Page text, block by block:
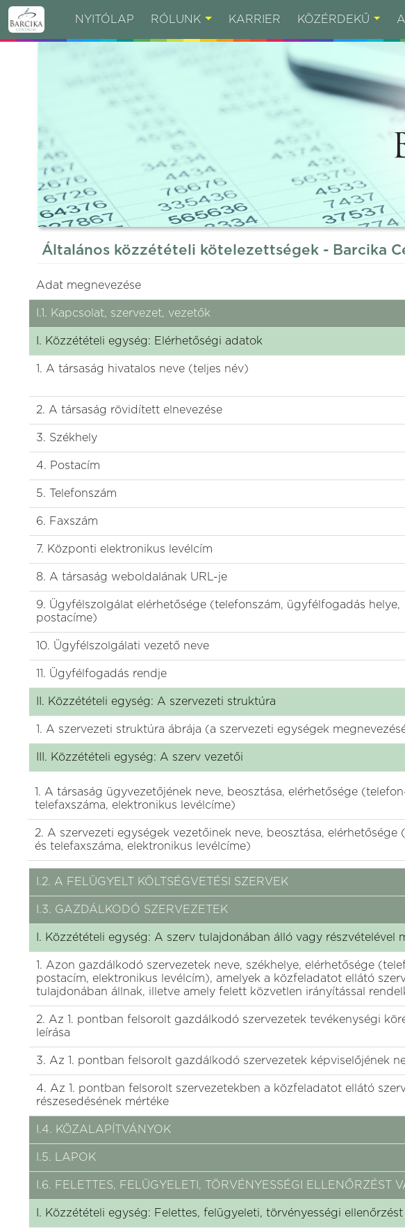
NYITÓLAP RÓLUNK KARRIER KÖZÉRDEKŰ
Általános közzétételi kötelezettségek - Barcika
Adat megnevezése
I.1. Kapcsolat, szervezet, vezetők
I. Közzétételi egység: Elérhetőségi adatok
1. A társaság hivatalos neve (teljes név)
2. A társaság rövidített elnevezése
3. Székhely
4. Postacím
5. Telefonszám
6. Faxszám
7. Központi elektronikus levélcím
8. A társaság weboldalának URL-je
9. Ügyfélszolgálat elérhetősége (telefonszám, ügyfélfogadás helye,
postacíme)
10. Ügyfélszolgálati vezető neve
11. Ügyfélfogadás rendje
II. Közzétételi egység: A szervezeti struktúra
1. A szervezeti struktúra ábrája (a szervezeti egységek
III. Közzétételi egység: A szerv vezetői
1. A társaság ügyvezetőjének neve, beosztása, elérhetősége
telefaxszáma, elektronikus levélcíme)
2. A szervezeti egységek vezetőinek neve, beosztása, elérhetősége
és telefaxszáma, elektronikus levélcíme)
I.2. A FELÜGYELT KÖLTSÉGVETÉSI SZERVEK
I.3. GAZDÁLKODÓ SZERVEZETEK
I. Közzétételi egység: A szerv tulajdonában álló vagy részvételével
1. Azon gazdálkodó szervezetek neve, székhelye, elérhetősége
postacím, elektronikus levélcím), amelyek a közfeladatot ellátó
tulajdonában állnak, illetve amely felett közvetlen irányítással
2. Az 1. pontban felsorolt gazdálkodó szervezetek tevékenységi
leírása
3. Az 1. pontban felsorolt gazdálkodó szervezetek képviselőjének
4. Az 1. pontban felsorolt szervezetekben a közfeladatot ellátó
részesedésének mértéke
I.4. KÖZALAPÍTVÁNYOK
I.5. LAPOK
I.6. FELETTES, FELÜGYELETI, TÖRVÉNYESSÉGI ELLENŐRZÉST
I. Közzétételi egység: Felettes, felügyeleti, törvényességi